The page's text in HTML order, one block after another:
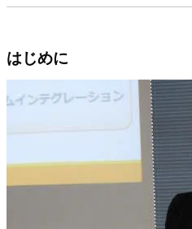
はじめに